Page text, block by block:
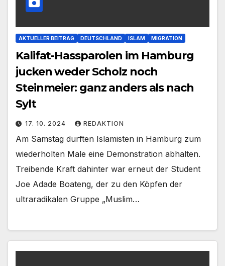
AKTUELLER BEITRAG DEUTSCHLAND ISLAM MIGRATION
Kalifat-Hassparolen im Hamburg
jucken weder Scholz noch
Steinmeier: ganz anders als nach
Sylt
17. 10. 2024 REDAKTION
Am Samstag durften Islamisten in Hamburg zum
wiederholten Male eine Demonstration abhalten.
Treibende Kraft dahinter war erneut der Student
Joe Adade Boateng, der zu den Köpfen der
ultraradikalen Gruppe „Muslim…